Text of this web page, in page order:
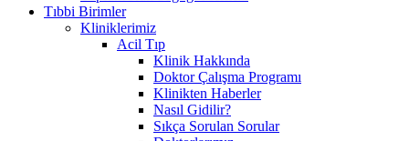
Tıbbi Birimler
Kliniklerimiz
Acil Tıp
Klinik Hakkında
Doktor Çalışma Programı
Klinikten Haberler
Nasıl Gidilir?
Sıkça Sorulan Sorular